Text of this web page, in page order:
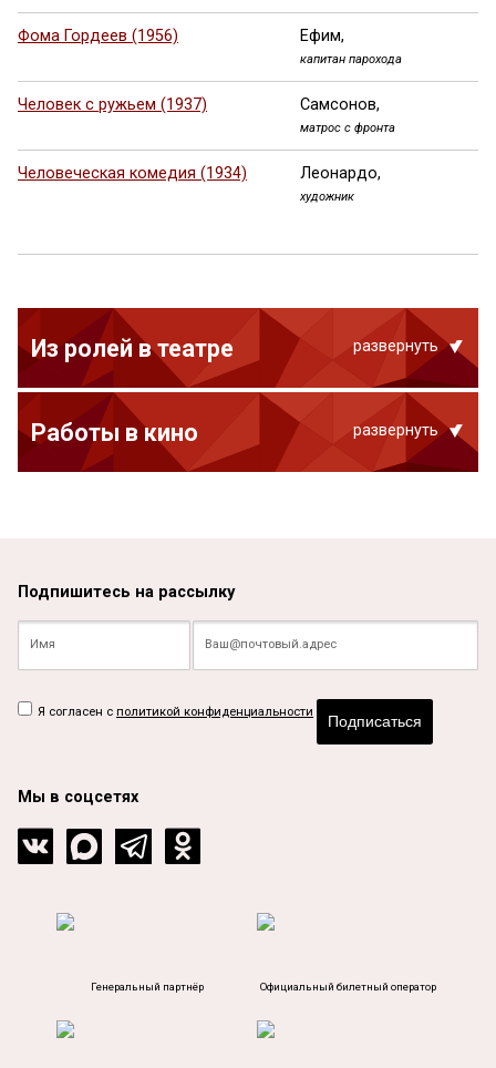
Фома Гордеев (1956) Ефим,
капитан парохода
Человек с ружьем (1937) Самсонов,
матрос с фронта
Человеческая комедия (1934) Леонардо,
художник
Из ролей в театре развернуть
Работы в кино развернуть
Подпишитесь на рассылку
Я согласен с политикой конфиденциальности
Подписаться
Мы в соцсетях
Генеральный партнёр Официальный билетный оператор